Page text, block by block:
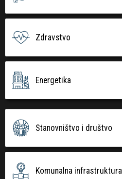
Zdravstvo
Energetika
Stanovništvo i društvo
Komunalna infrastruktura